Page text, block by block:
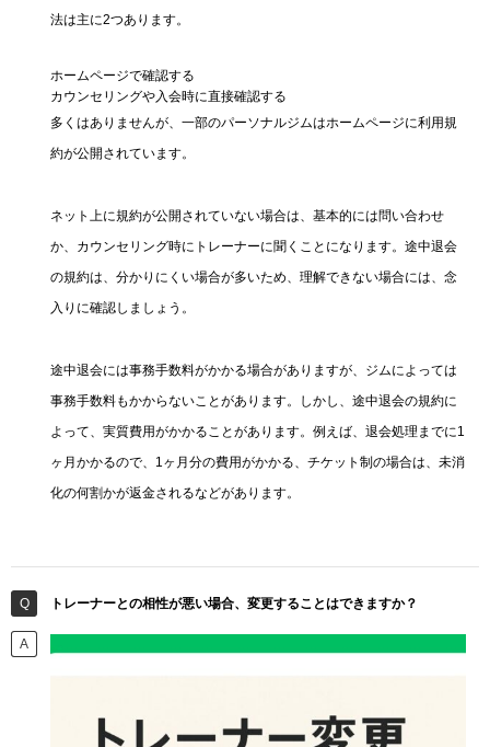
法は主に2つあります。
ホームページで確認する
カウンセリングや入会時に直接確認する
多くはありませんが、一部のパーソナルジムはホームページに利用規
約が公開されています。
ネット上に規約が公開されていない場合は、基本的には問い合わせ
か、カウンセリング時にトレーナーに聞くことになります。途中退会
の規約は、分かりにくい場合が多いため、理解できない場合には、念
入りに確認しましょう。
途中退会には事務手数料がかかる場合がありますが、ジムによっては
事務手数料もかからないことがあります。しかし、途中退会の規約に
よって、実質費用がかかることがあります。例えば、退会処理までに1
ヶ月かかるので、1ヶ月分の費用がかかる、チケット制の場合は、未消
化の何割かが返金されるなどがあります。
トレーナーとの相性が悪い場合、変更することはできますか？